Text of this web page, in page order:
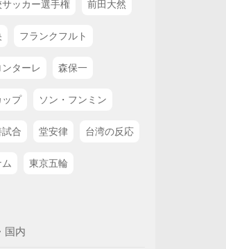
ッカー選手権 前田大然
フランクフルト
ターレ 森保一
ップ ソン・フンミン
試合 堂安律 台湾の反応
東京五輪
国内